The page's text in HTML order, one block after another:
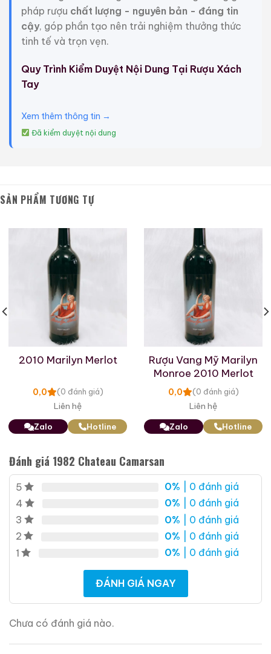
Thông tin thêm:
Đóng gói: Chai (75cl)
Loại: Rượu vang
Màu sắc: Đỏ
Quốc gia: Pháp
Château / Domaine: Camarsan
Nồng độ cồn: 13,5%
Giới Thiệu Một Số Mẫu Rượu Trung Quốc
Tam Dương
0,0
Châu Ngũ Sao – Cáp
Họa Hữu Nghị 2021
500ml / 53%
0,0 (0 đánh giá)
19.280.000
Zalo Hotline
Giới Thiệu Một Số Mẫu Rượu Whisky
pháp rượu chất lượng - nguyên bản - đáng tin
cậy, góp phần tạo nên trải nghiệm thưởng thức
tinh tế và trọn vẹn.
Quy Trình Kiểm Duyệt Nội Dung Tại Rượu Xách
Tay
Xem thêm thông tin →
Đã kiểm duyệt nội dung
SẢN PHẨM TƯƠNG TỰ
2010 Marilyn Merlot
0,0 (0 đánh giá)
Liên hệ
Zalo Hotline
Rượu Vang Mỹ Marilyn
Monroe 2010 Merlot
0,0 (0 đánh giá)
Liên hệ
Zalo Hotline
Đánh giá 1982 Chateau Camarsan
5 0% | 0 đánh giá
4
0% | 0 đánh giá
3
0% | 0 đánh giá
2
0% | 0 đánh giá
1
0% | 0 đánh giá
ĐÁNH GIÁ NGAY
Chưa có đánh giá nào.